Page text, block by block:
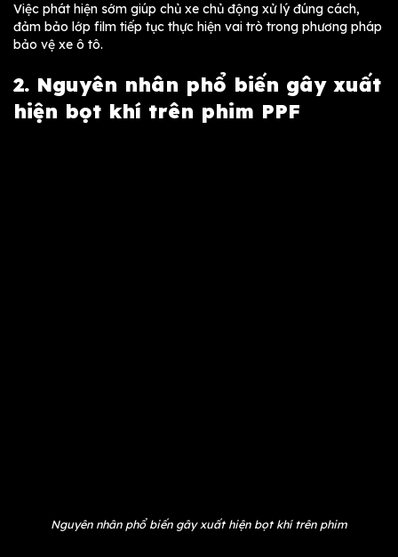
Việc phát hiện sớm giúp chủ xe chủ động xử lý đúng cách,
đảm bảo lớp film tiếp tục thực hiện vai trò trong phương pháp
bảo vệ xe ô tô.
2. Nguyên nhân phổ biến gây xuất
hiện bọt khí trên phim PPF
Nguyên nhân phổ biến gây xuất hiện bọt khí trên phim